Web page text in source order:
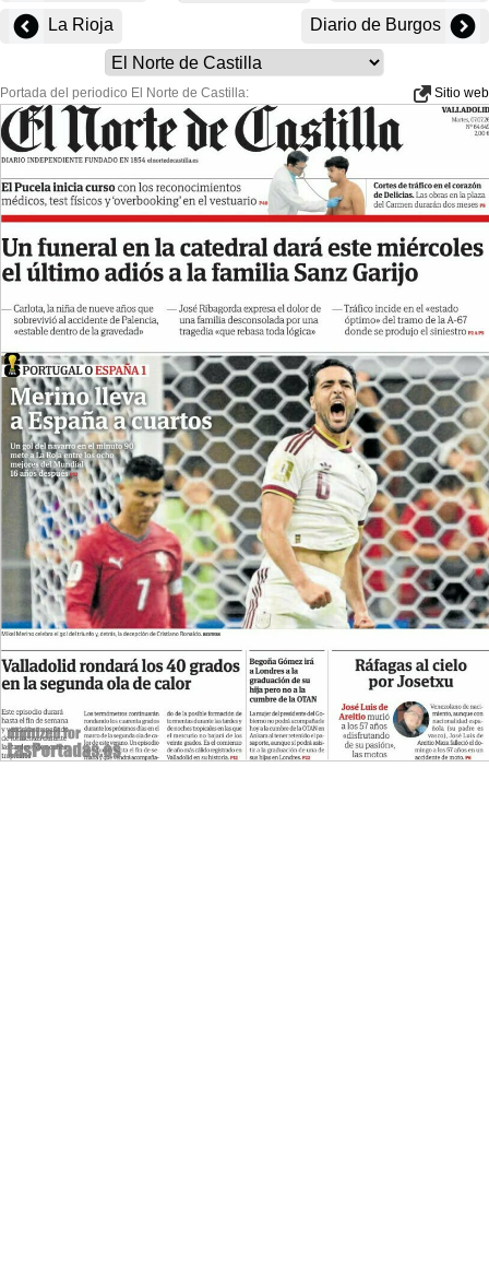
La Rioja Diario de Burgos
Portada del periodico El Norte de Castilla: Sitio web